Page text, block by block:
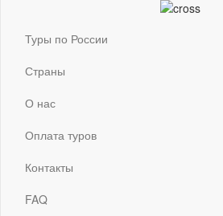
Туры по России
Страны
О нас
Оплата туров
Контакты
FAQ